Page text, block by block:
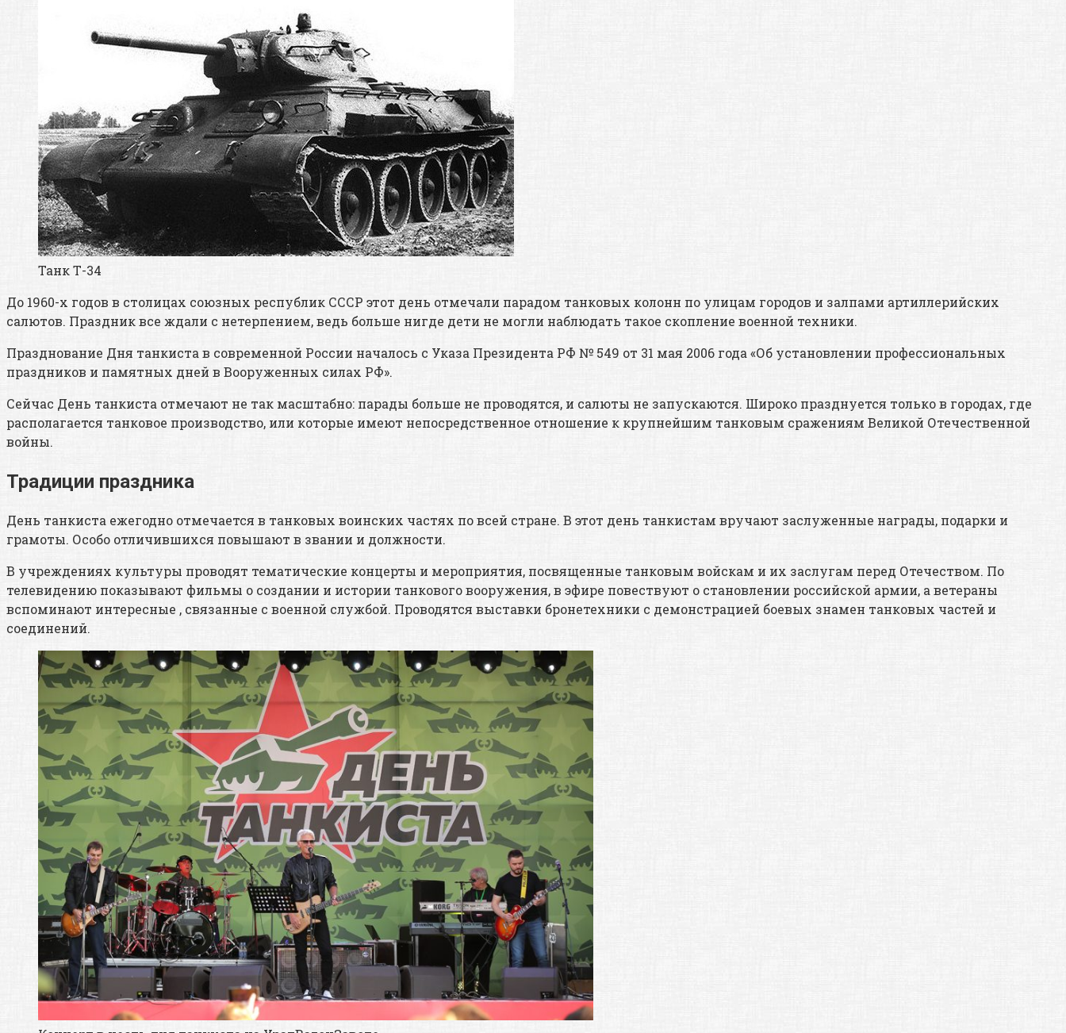
Танк Т-34
До 1960-х годов в столицах союзных республик СССР этот день отмечали парадом танковых колонн по улицам городов и залпами артиллерийских
салютов. Праздник все ждали с нетерпением, ведь больше нигде дети не могли наблюдать такое скопление военной техники.
Празднование Дня танкиста в современной России началось с Указа Президента РФ № 549 от 31 мая 2006 года «Об установлении профессиональных
праздников и памятных дней в Вооруженных силах РФ».
Сейчас День танкиста отмечают не так масштабно: парады больше не проводятся, и салюты не запускаются. Широко празднуется только в городах, где
располагается танковое производство, или которые имеют непосредственное отношение к крупнейшим танковым сражениям Великой Отечественной
войны.
Традиции праздника
День танкиста ежегодно отмечается в танковых воинских частях по всей стране. В этот день танкистам вручают заслуженные награды, подарки и
грамоты. Особо отличившихся повышают в звании и должности.
В учреждениях культуры проводят тематические концерты и мероприятия, посвященные танковым войскам и их заслугам перед Отечеством. По
телевидению показывают фильмы о создании и истории танкового вооружения, в эфире повествуют о становлении российской армии, а ветераны
вспоминают интересные , связанные с военной службой. Проводятся выставки бронетехники с демонстрацией боевых знамен танковых частей и
соединений.